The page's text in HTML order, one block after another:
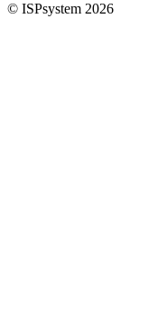
© ISPsystem 2026